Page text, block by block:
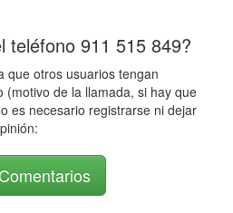
teléfono 911 515 849?
que otros usuarios tengan
(motivo de la llamada, si hay que
es necesario registrarse ni dejar